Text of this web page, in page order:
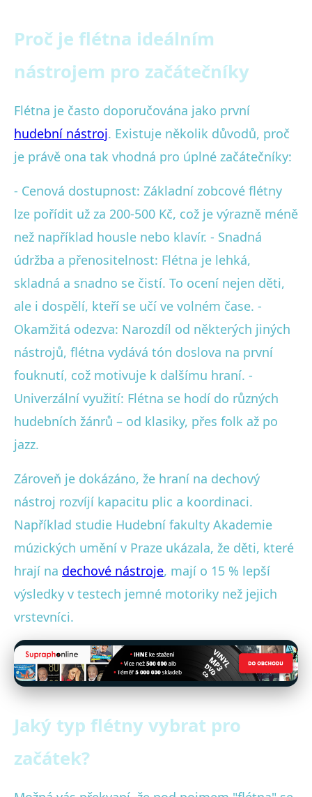
Proč je flétna ideálním
nástrojem pro začátečníky
Flétna je často doporučována jako první
hudební nástroj. Existuje několik důvodů, proč
je právě ona tak vhodná pro úplné začátečníky:
- Cenová dostupnost: Základní zobcové flétny
lze pořídit už za 200-500 Kč, což je výrazně méně
než například housle nebo klavír. - Snadná
údržba a přenositelnost: Flétna je lehká,
skladná a snadno se čistí. To ocení nejen děti,
ale i dospělí, kteří se učí ve volném čase. -
Okamžitá odezva: Narozdíl od některých jiných
nástrojů, flétna vydává tón doslova na první
fouknutí, což motivuje k dalšímu hraní. -
Univerzální využití: Flétna se hodí do různých
hudebních žánrů – od klasiky, přes folk až po
jazz.
Zároveň je dokázáno, že hraní na dechový
nástroj rozvíjí kapacitu plic a koordinaci.
Například studie Hudební fakulty Akademie
múzických umění v Praze ukázala, že děti, které
hrají na dechové nástroje, mají o 15 % lepší
výsledky v testech jemné motoriky než jejich
vrstevníci.
Jaký typ flétny vybrat pro
začátek?